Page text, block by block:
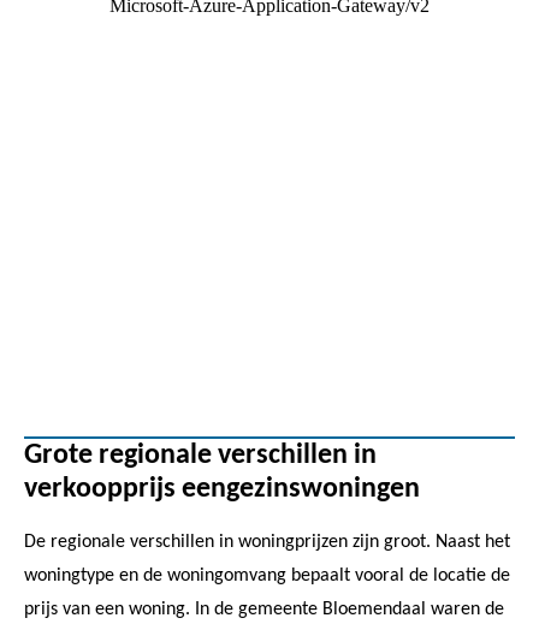
Grote regionale verschillen in
verkoopprijs eengezinswoningen
De regionale verschillen in woningprijzen zijn groot. Naast het
woningtype en de woningomvang bepaalt vooral de locatie de
prijs van een woning. In de gemeente Bloemendaal waren de